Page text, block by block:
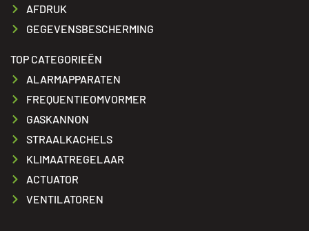
AFDRUK
GEGEVENSBESCHERMING
TOP CATEGORIEËN
ALARMAPPARATEN
FREQUENTIEOMVORMER
GASKANNON
STRAALKACHELS
KLIMAATREGELAAR
ACTUATOR
VENTILATOREN